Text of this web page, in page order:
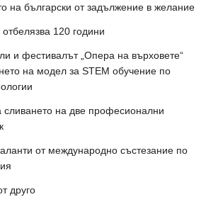
на български от задължение в желание
120 години
и фестивалът „Опера на върховете“
на модел за STEM обучение по
на две професионални
от международно състезание по
друго